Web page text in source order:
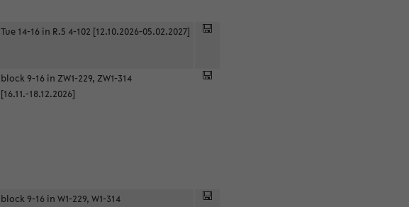
Tue 14-16 in R.5 4-102 [12.10.2026-05.02.2027]
block 9-16 in ZW1-229, ZW1-314
[16.11.-18.12.2026]
block 9-16 in W1-229, W1-314